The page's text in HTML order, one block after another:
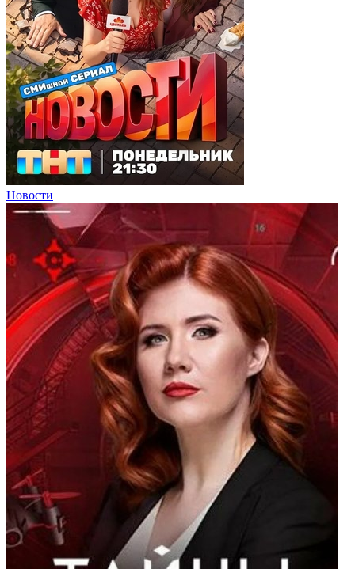
Новости